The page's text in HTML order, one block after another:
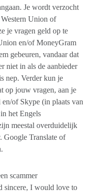
Je wordt verzocht
Union of
je vragen geld op te
en/of MoneyGram
gebeuren, vandaar dat
niet in als de aanbieder
nep. Verder kun je
op jouw vragen, aan je
of Skype (in plaats van
het Engels
meestal overduidelijk
Google Translate of
scammer
sincere, I would love to